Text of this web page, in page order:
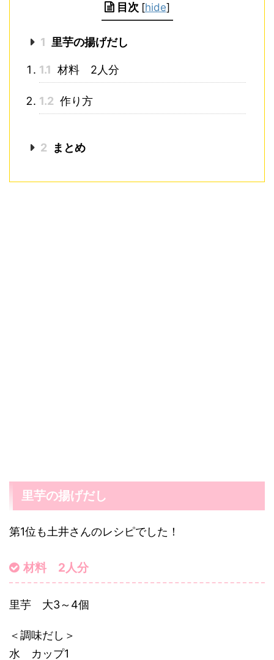
目次 [hide]
1 里芋の揚げだし
1.1 材料 2人分
1.2 作り方
2 まとめ
里芋の揚げだし
第1位も土井さんのレシピでした！
材料 2人分
里芋 大3～4個
＜調味だし＞
水 カップ1